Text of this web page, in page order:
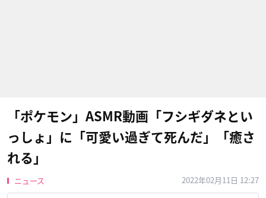
「ポケモン」ASMR動画「フシギダネとい
っしょ」に「可愛い過ぎて死んだ」「癒さ
れる」
ニュース 2022年02月11日 12:27